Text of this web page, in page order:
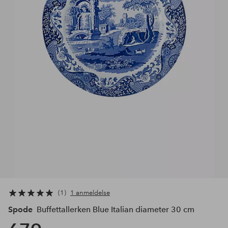
1 1 anmeldelse
Spode Buffettallerken Blue Italian diameter 30 cm